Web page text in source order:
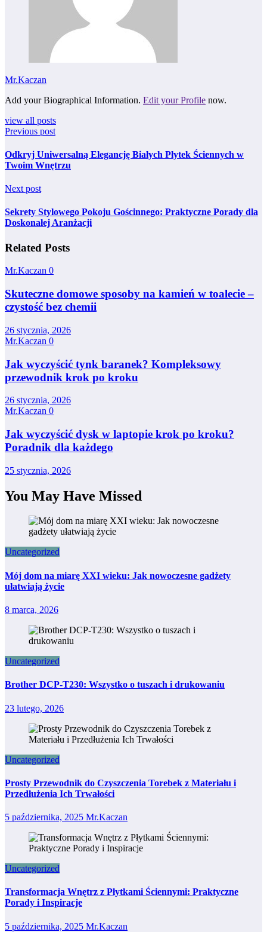
Mr.Kaczan
Add your Biographical Information. Edit your Profile now.
view all posts
Previous post
Odkryj Uniwersalną Elegancję Białych Płytek Ściennych w
Twoim Wnętrzu
Next post
Sekrety Stylowego Pokoju Gościnnego: Praktyczne Porady dla
Doskonałej Aranżacji
Related Posts
Mr.Kaczan 0
Skuteczne domowe sposoby na kamień w toalecie –
czystość bez chemii
26 stycznia, 2026
Mr.Kaczan 0
Jak wyczyścić tynk baranek? Kompleksowy
przewodnik krok po kroku
26 stycznia, 2026
Mr.Kaczan 0
Jak wyczyścić dysk w laptopie krok po kroku?
Poradnik dla każdego
25 stycznia, 2026
You May Have Missed
Uncategorized
Mój dom na miarę XXI wieku: Jak nowoczesne gadżety
ułatwiają życie
8 marca, 2026
Uncategorized
Brother DCP-T230: Wszystko o tuszach i drukowaniu
23 lutego, 2026
Uncategorized
Prosty Przewodnik do Czyszczenia Torebek z Materiału i
Przedłużenia Ich Trwałości
5 października, 2025 Mr.Kaczan
Uncategorized
Transformacja Wnętrz z Płytkami Ściennymi: Praktyczne
Porady i Inspiracje
5 października, 2025 Mr.Kaczan